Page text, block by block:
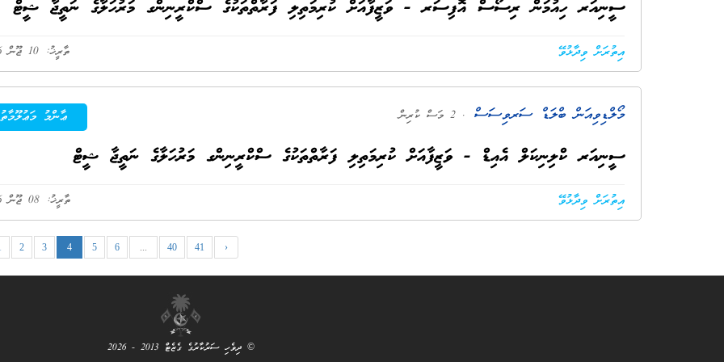
ސީނިއަރ ހިއުމަން ރިސޯސް އޮފިސަރ - ވަޒީފާއަށް ކުރިމަތިލި ފަރާތްތަކުގެ ސްކްރީނިންގ މަރުހަލާގެ ނަތީޖާ ޝީޓް
ތާރީޚު: 10 ޖޫން 2026 އިތުރަށް ވިދާޅުވޭ
ޢާންމު މަޢުލޫމާތު މޯލްޑިވިއަން ބްލަޑް ސަރވިސަސް . 2 މަސް ކުރިން
ސީނިއަރ ކްލިނިކަލް އެއިޑް - ވަޒީފާއަށް ކުރިމަތިލި ފަރާތްތަކުގެ ސްކްރީނިންގ މަރުހަލާގެ ނަތީޖާ ޝީޓް
ތާރީޚު: 08 ޖޫން 2026 އިތުރަށް ވިދާޅުވޭ
2 3 4 5 6 ... 40 41 ›
© ދިވެހި ސަރުކާރުގެ ގެޒެޓް 2013 - 2026